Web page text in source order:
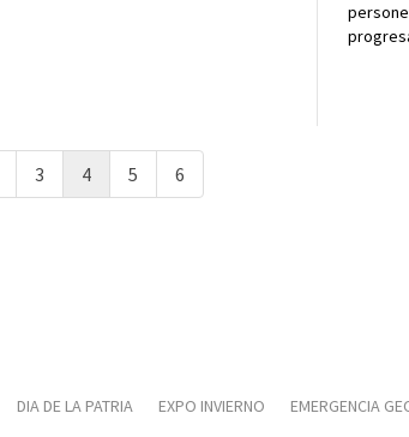
3 4 5 6
DIA DE LA PATRIA EXPO INVIERNO EMERGENCIA